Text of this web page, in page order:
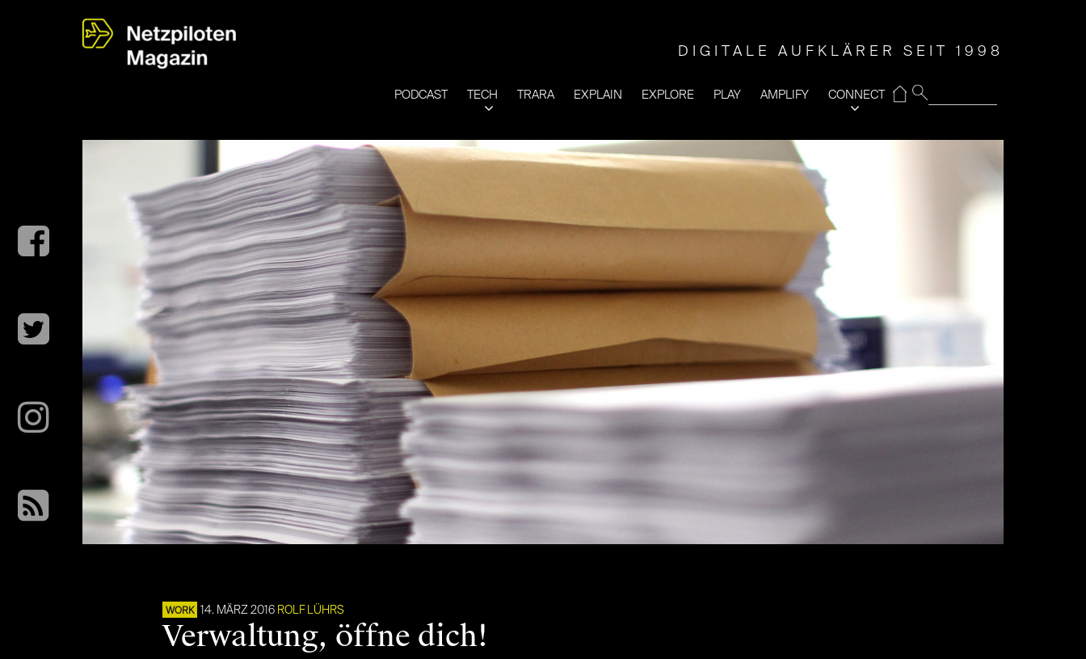
DIGITALE AUFKLÄRER SEIT 1998
PODCAST TECH TRARA EXPLAIN EXPLORE PLAY AMPLIFY CONNECT
⌂
WORK 14. MÄRZ 2016 ROLF LÜHRS
Verwaltung, öffne dich!